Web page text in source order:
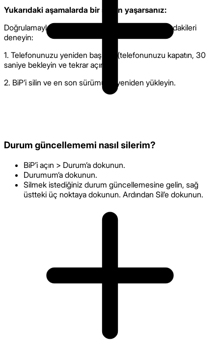
Yukarıdaki aşamalarda bir sorun yaşarsanız:
Doğrulamayla ilgili sorun yaşıyorsanız, lütfen aşağıdakileri
deneyin:
1. Telefonunuzu yeniden başlatın (telefonunuzu kapatın, 30
saniye bekleyin ve tekrar açın).
2. BiP’i silin ve en son sürümünü yeniden yükleyin.
Durum güncellememi nasıl silerim?
BiP’i açın > Durum’a dokunun.
Durumum’a dokunun.
Silmek istediğiniz durum güncellemesine gelin, sağ
üstteki üç noktaya dokunun. Ardından Sil’e dokunun.